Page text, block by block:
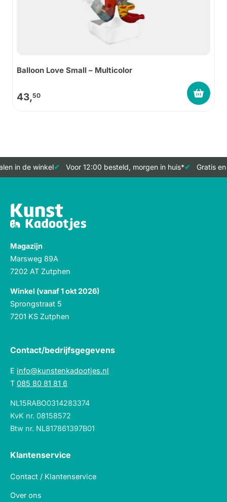
Balloon Love Small – Multicolor
43,50
in de winkel Voor 12:00 besteld, morgen in huis* Gratis
Magazijn
Marsweg 89A
7202 AT Zutphen
Winkel (vanaf 1 okt 2026)
Sprongstraat 5
7201 KS Zutphen
Contact/bedrijfsgegevens
E info@kunstenkadootjes.nl
T 085 80 81 81 6
NL15RABO0314283374
KvK nr. 08158572
Btw nr. NL817861397B01
Klantenservice
Contact / Klantenservice
Over ons